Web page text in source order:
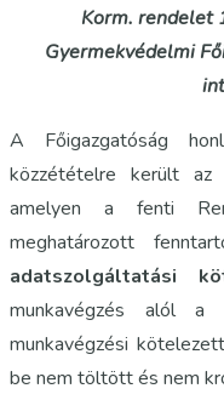
Korm. rendelet
Gyermekvédelmi
A Főigazgatóság
közzétételre került az
amelyen a fenti
meghatározott
adatszolgáltatási
munkavégzés alól a
munkavégzési
be nem töltött és nem